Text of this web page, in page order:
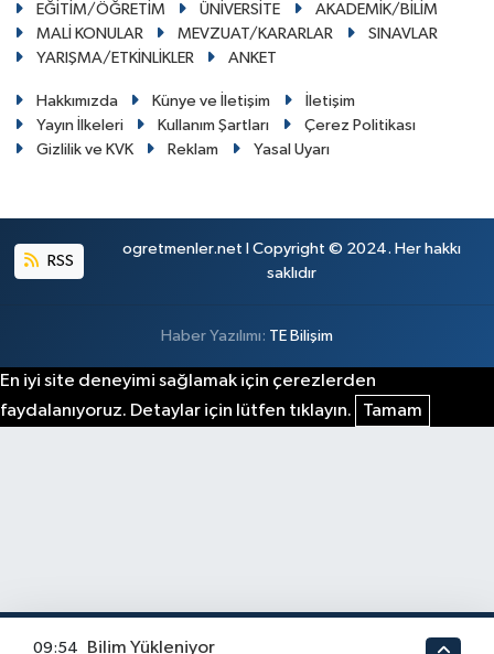
EĞİTİM/ÖĞRETİM
ÜNİVERSİTE
AKADEMİK/BİLİM
MALİ KONULAR
MEVZUAT/KARARLAR
SINAVLAR
YARIŞMA/ETKİNLİKLER
ANKET
Hakkımızda Künye ve İletişim
İletişim
Yayın İlkeleri
Kullanım Şartları
Çerez Politikası
Gizlilik ve KVK
Reklam Yasal Uyarı
RSS
ogretmenler.net I Copyright © 2024. Her hakkı
saklıdır
Haber Yazılımı: TE Bilişim
En iyi site deneyimi sağlamak için çerezlerden
faydalanıyoruz. Detaylar için lütfen tıklayın.
Tamam
09:54 Bilim Yükleniyor